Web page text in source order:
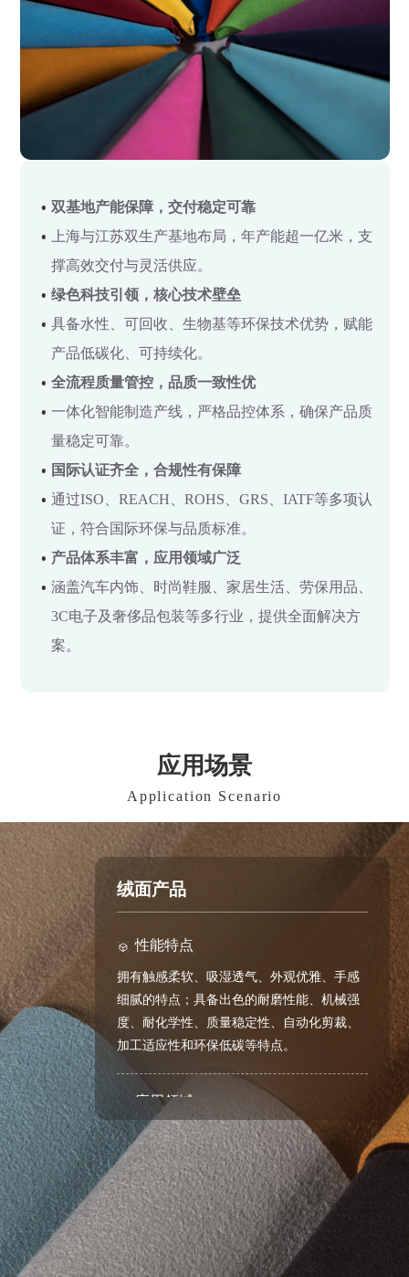
双基地产能保障，交付稳定可靠
上海与江苏双生产基地布局，年产能超一亿米，支
撑高效交付与灵活供应。
绿色科技引领，核心技术壁垒
具备水性、可回收、生物基等环保技术优势，赋能
产品低碳化、可持续化。
全流程质量管控，品质一致性优
一体化智能制造产线，严格品控体系，确保产品质
量稳定可靠。
国际认证齐全，合规性有保障
通过ISO、REACH、ROHS、GRS、IATF等多项认
证，符合国际环保与品质标准。
产品体系丰富，应用领域广泛
涵盖汽车内饰、时尚鞋服、家居生活、劳保用品、
3C电子及奢侈品包装等多行业，提供全面解决方
案。
应用场景
Application Scenario
绒面产品
性能特点
拥有触感柔软、吸湿透气、外观优雅、手感
细腻的特点；具备出色的耐磨性能、机械强
度、耐化学性、质量稳定性、自动化剪裁、
加工适应性和环保低碳等特点。
应用领域
汽车内饰、运动鞋材、3C产品包装材料、劳
保用品材料、箱包材料等
主打品牌
TOCCARE®, Antelope®, CHICLING®